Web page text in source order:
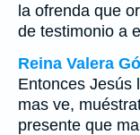
la ofrenda que
de testimonio a
Reina Valera
Entonces Jesús
mas ve,
presente que